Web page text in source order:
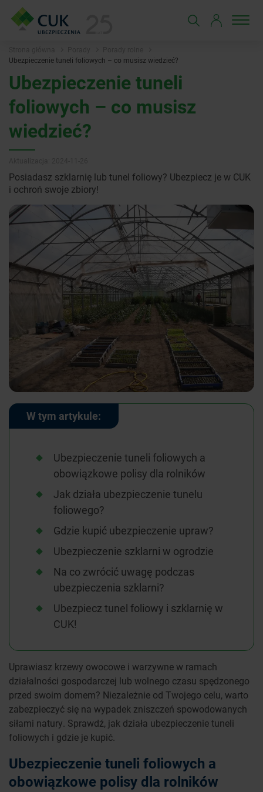
Ubezpieczenie tuneli foliowych – co musisz wiedzieć?
Ubezpieczenie tuneli
foliowych – co musisz
wiedzieć?
Posiadasz szklarnię lub tunel foliowy? Ubezpiecz je w CUK
i ochroń swoje zbiory!
W tym artykule:
Ubezpieczenie tuneli foliowych a
obowiązkowe polisy dla rolników
Jak działa ubezpieczenie tunelu
foliowego?
Gdzie kupić ubezpieczenie upraw?
Ubezpieczenie szklarni w ogrodzie
Na co zwrócić uwagę podczas
ubezpieczenia szklarni?
Ubezpiecz tunel foliowy i szklarnię w
CUK!
Uprawiasz krzewy owocowe i warzywne w ramach
działalności gospodarczej lub wolnego czasu spędzonego
przed swoim domem? Niezależnie od Twojego celu, warto
zabezpieczyć się na wypadek zniszczeń spowodowanych
siłami natury. Sprawdź, jak działa ubezpieczenie tuneli
foliowych i gdzie je kupić.
Ubezpieczenie tuneli foliowych a
obowiązkowe polisy dla rolników